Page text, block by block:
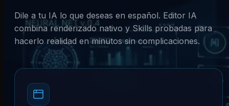
Dile a tu IA lo que deseas en español. Editor IA
combina renderizado nativo y Skills probadas para
hacerlo realidad en minutos sin complicaciones.